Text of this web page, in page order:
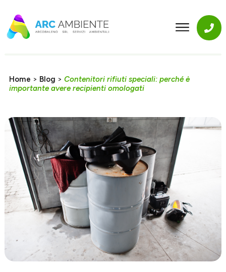
Home > Blog > Contenitori rifiuti speciali: perché è
importante avere recipienti omologati